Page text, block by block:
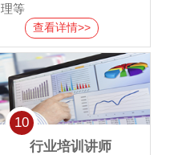
理等
查看详情>>
10
行业培训讲师